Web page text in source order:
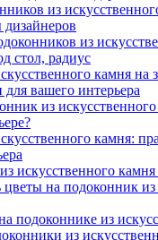
из
из
стол, радиус
камня на
вашего интерьера
из
камня:
искусственного камня
на подоконник из
подоконнике из
из